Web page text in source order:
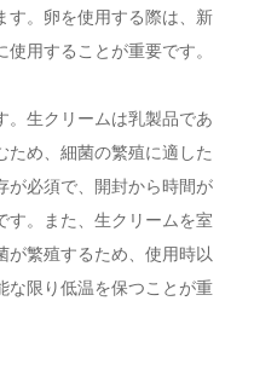
す。卵を使用する際は、新
用することが重要です。
。生クリームは乳製品であ
ため、細菌の繁殖に適した
が必須で、開封から時間が
す。また、生クリームを室
が繁殖するため、使用時以
な限り低温を保つことが重